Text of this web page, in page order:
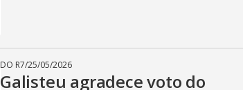
DO R7/25/05/2026
Galisteu agradece voto do